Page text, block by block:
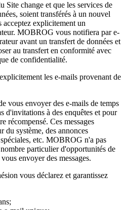
Site change et que les services de
soient transférés à un nouvel
acceptez explicitement un
MOBROG vous notifiera par e-
avant un transfert de données et
au transfert en conformité avec
de confidentialité.
les e-mails provenant de
vous envoyer des e-mails de temps
d'invitations à des enquêtes et pour
récompensé. Ces messages
du système, des annonces
etc. MOBROG n'a pas
particulier d'opportunités de
envoyer des messages.
vous déclarez et garantissez